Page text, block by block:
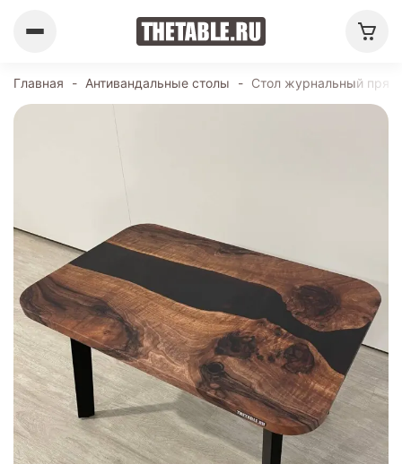
Главная - Антивандальные столы - Стол журнальный